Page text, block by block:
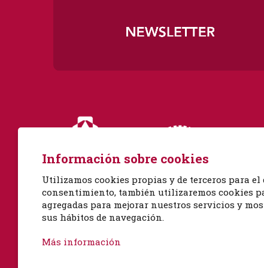
Albert Einstein, 51
08940 Cornellà de Llobregat, Barcelona
Información sobre cookies
Utilizamos cookies propias y de terceros para
consentimiento, también utilizaremos cookies
agregadas para mejorar nuestros servicios y
sus hábitos de navegación.
Más información